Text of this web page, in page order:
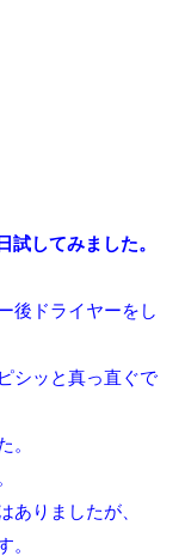
してみました。
後ドライヤーをし
シッと真っ直ぐで
。
ありましたが、
。